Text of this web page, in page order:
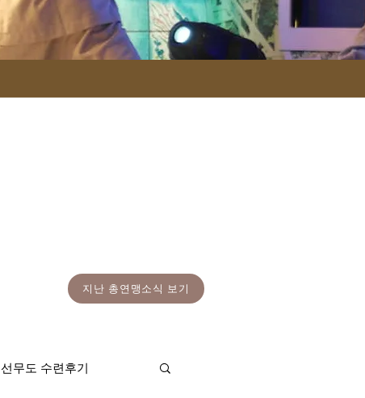
지난 총연맹소식 보기
선무도 수련후기